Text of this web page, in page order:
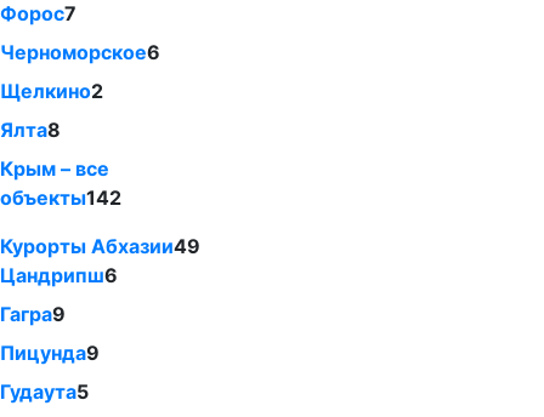
Форос7
Черноморское6
Щелкино2
Ялта8
Крым – все
объекты142
Курорты Абхазии49
Цандрипш6
Гагра9
Пицунда9
Гудаута5